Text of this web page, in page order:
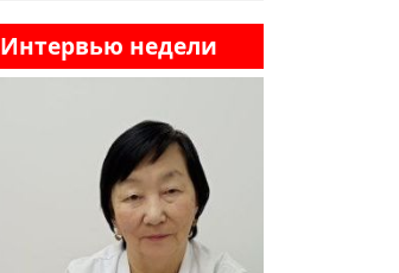
Интервью недели